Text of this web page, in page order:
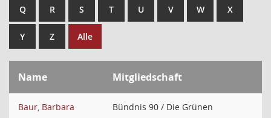
Q R S T U V W X
Y Z Alle
Name Mitgliedschaft
Baur, Barbara Bündnis 90 / Die Grünen